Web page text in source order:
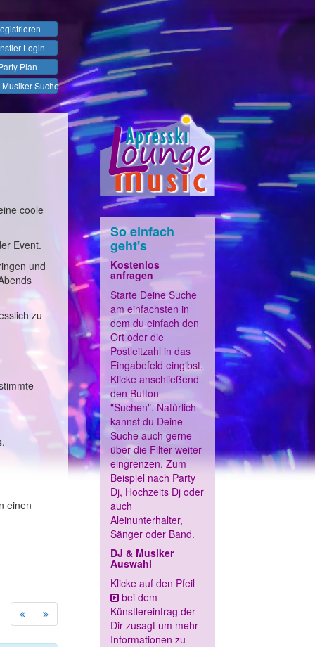
Login
Plan
Musiker Suche
coole
Event.
und
zu
einen
So einfach
geht's
Kostenlos
anfragen
Starte Deine Suche
am einfachsten in
dem du einfach den
Ort oder die
Postleitzahl in das
Eingabefeld eingibst.
Klicke anschließend
den Button
"Suchen". Natürlich
kannst du Deine
Suche auch gerne
über die Filter weiter
eingrenzen. Zum
Beispiel nach Party
Dj, Hochzeits Dj oder
auch
Aleinunterhalter,
Sänger oder Band.
DJ & Musiker
Auswahl
Klicke auf den Pfeil
bei dem
Künstlereintrag der
Dir zusagt um mehr
Informationen zu